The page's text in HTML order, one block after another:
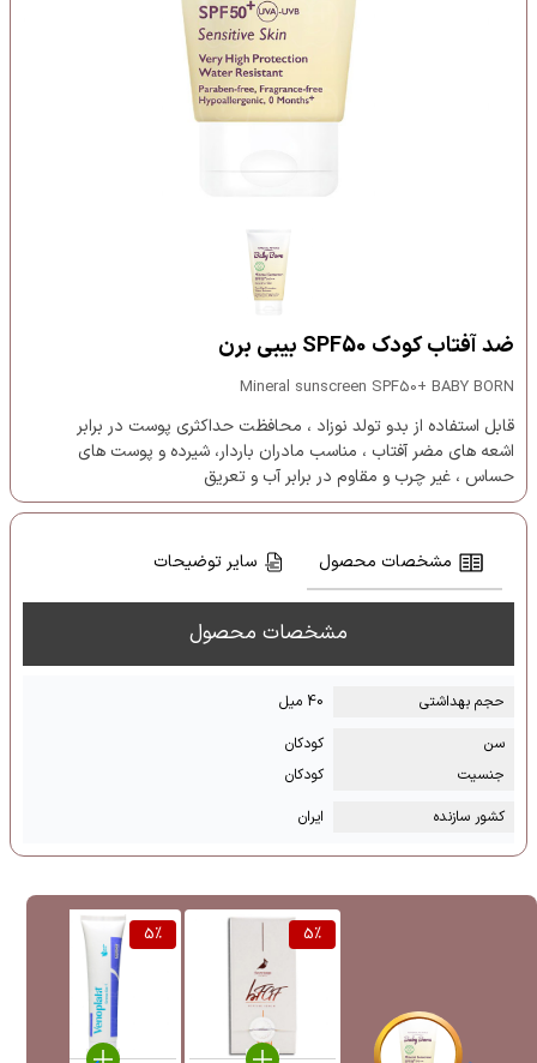
ضد آفتاب کودک SPF50 بیبی برن
Mineral sunscreen SPF50+ BABY BORN
قابل استفاده از بدو تولد نوزاد ، محافظت حداکثری پوست در برابر
اشعه های مضر آفتاب ، مناسب مادران باردار، شیرده و پوست های
حساس ، غیر چرب و مقاوم در برابر آب و تعریق
مشخصات محصول سایر توضیحات
مشخصات محصول
حجم بهداشتی
40 میل
سن
کودکان
جنسیت
کودکان
کشور سازنده
ایران
5%
5%